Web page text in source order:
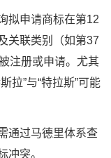
申请商标在第12
关联类别（如第37
注册或申请。尤其
拉”与“特拉斯”可能
过马德里体系查
冲突。